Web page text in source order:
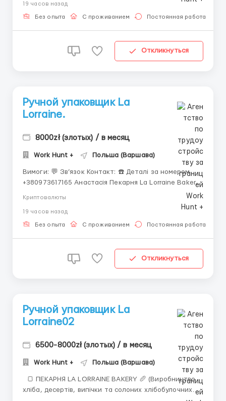
проживанні у власному житлі В середньому виходить
5000-6000 злотих! 📍 Лока...
19 часов назад
Без опыта С проживанием Постоянная работа
Откликнуться
Ручной упаковщик La
Lorraine.
8000zł (злотых) / в месяц
Work Hunt + Польша (Варшава)
Вимоги: 💬 Зв’язок Контакт: ☎️ Деталі за номером
+380973617165 Анастасія Пекарня La Lorraine Bakery
хлебобулочные закуски. Ссылка на сайт компании -
Рабочее предложение примечательно стабильным
графиком, большим количеством рабочих часов, к...
Криптовалюты
19 часов назад
Без опыта С проживанием Постоянная работа
Откликнуться
Ручной упаковщик La
Lorraine02
6500-8000zł (злотых) / в месяц
Work Hunt + Польша (Варшава)
хліба, десертів, випічки та солоних хлібобулочних